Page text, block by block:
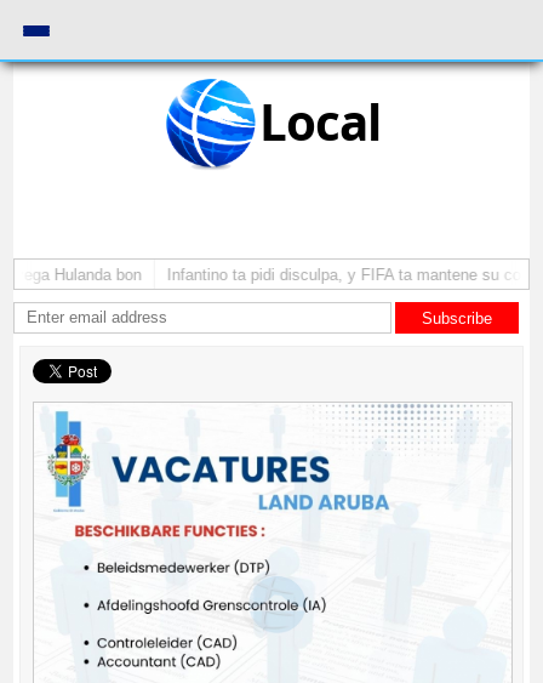
Local
Hulanda bon Infantino ta pidi disculpa, y FIFA ta mantene su como
Subscribe